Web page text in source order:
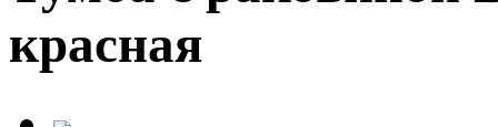
красная